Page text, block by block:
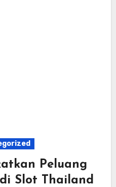
Peluang
Slot Thailand